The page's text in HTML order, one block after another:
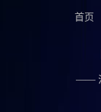
首页
——